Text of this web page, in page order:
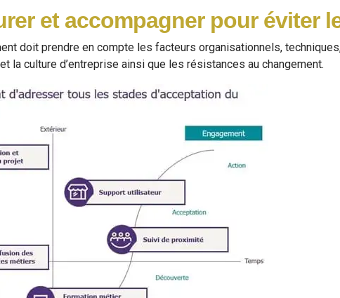
et accompagner pour éviter
doit prendre en compte les facteurs organisationnels,
la culture d’entreprise ainsi que les résistances au changement.